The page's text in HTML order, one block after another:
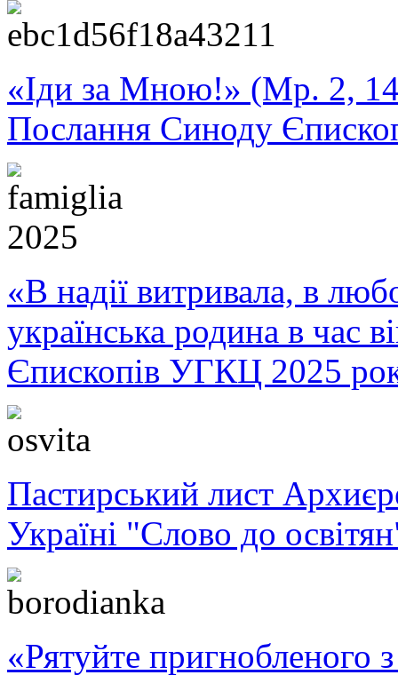
«Іди за Мною!» (Мр. 2,
Послання Синоду
«В надії витривала, в
українська родина в час
Єпископів УГКЦ 2025
Пастирський лист
Україні "Слово до
«Рятуйте пригнобленого